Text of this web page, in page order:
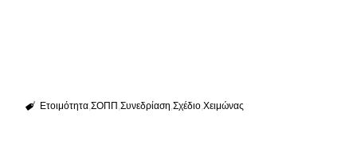
Ετοιμότητα ΣΟΠΠ Συνεδρίαση Σχέδιο Χειμώνας